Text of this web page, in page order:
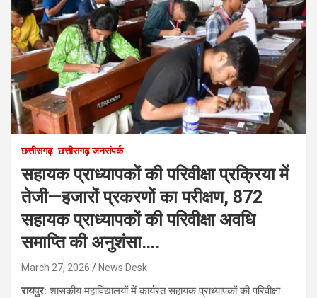
छत्तीसगढ़ छत्तीसगढ़ जनसंपर्क
सहायक प्राध्यापकों की परिवीक्षा प्रक्रिया में
तेजी—हजारों प्रकरणों का परीक्षण, 872
सहायक प्राध्यापकों की परिवीक्षा अवधि
समाप्ति की अनुशंसा….
March 27, 2026 News Desk
रायपुर:शासकीय महाविद्यालयों में कार्यरत सहायक प्राध्यापकों की परिवीक्षा